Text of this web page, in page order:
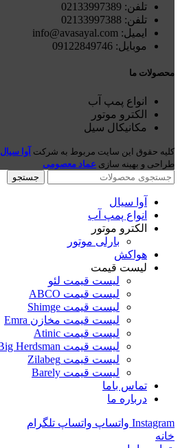
تلفن: 021 33997389
تلفن:
ایمیل: info@avasayal.com
موبایل: 09122849746
محصولات ما
انواع پمپ آب
الکترو موتور
مکانیکال سیل
کلیه حقوق این سایت مربوط به شرکت آوا سیال
طراحی و بهینه سازی عماد معصومی
جستجو
آوا سیال
انواع پمپ آب
الکترو موتور
بارلی موتور
هواکش
لیست قیمت
لیست قیمت لئو
لیست قیمت ABCO
لیست قیمت Shimge
لیست قیمت مخازن Emra
لیست قیمت Atinic
لیست قیمت Big Herdsman
لیست قیمت Zilabeg
لیست قیمت Barely
تماس باما
درباره ما
Instagram واتساپ واتساپ تلگرام
خانه